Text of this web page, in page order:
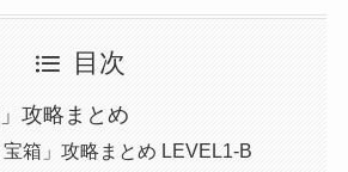
目次
攻略まとめ
宝箱」攻略まとめ LEVEL1-B